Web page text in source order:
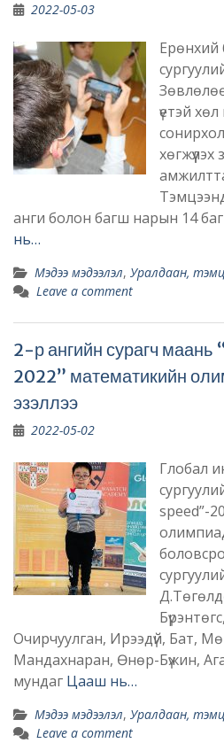
2022-05-03
Ерөнхий
үетэй хөл
анги болон багш нарын 14
нь…
Мэдээ мэдээлэл, Уралдаан,
Leave a comment
2-р ангийн сурагч
2022” математикийн
эзэллээ
2022-05-02
Глобал
speed”-
Очирчуулган, Ирээдүй, Бат,
Мандахнаран, Өнөр-Бүжин,
мундаг Цааш нь…
Мэдээ мэдээлэл, Уралдаан,
Leave a comment